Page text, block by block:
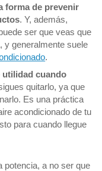
forma de prevenir
. Y, además,
ser que veas que
y generalmente suele
.
utilidad cuando
quitarlo, ya que
Es una práctica
acondicionado de tu
para cuando llegue
potencia, a no ser que